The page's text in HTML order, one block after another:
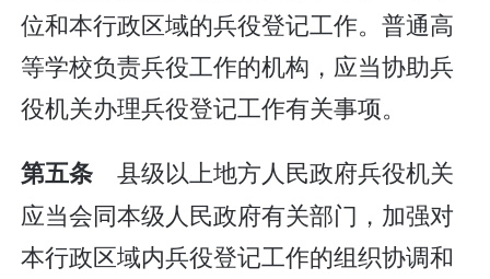
位和本行政区域的兵役登记工作。普通高
等学校负责兵役工作的机构，应当协助兵
役机关办理兵役登记工作有关事项。
第五条县级以上地方人民政府兵役机关
应当会同本级人民政府有关部门，加强对
本行政区域内兵役登记工作的组织协调和